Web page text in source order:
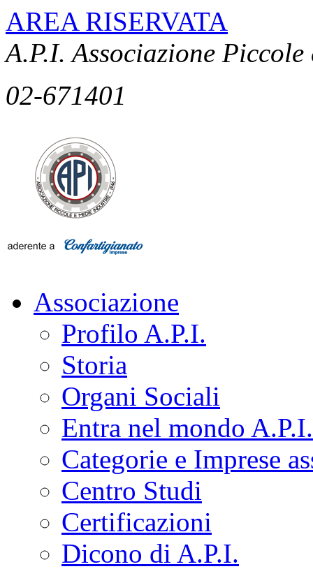
AREA RISERVATA
A.P.I. Associazione
02-671401
Associazione
Profilo A.P.I.
Storia
Organi Sociali
Entra nel mondo A.P.I.
Categorie e Imprese
Centro Studi
Certificazioni
Dicono di A.P.I.